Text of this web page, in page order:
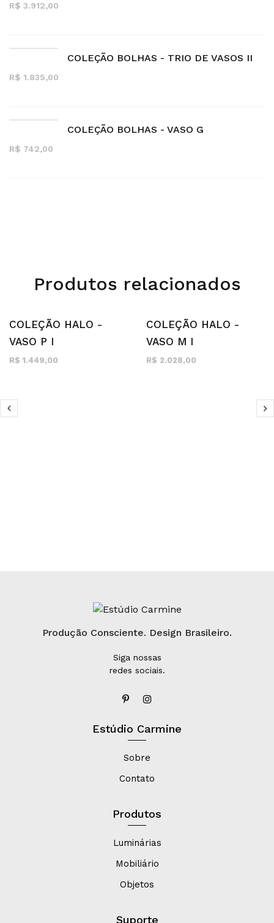
R$ 3.912,00
COLEÇÃO BOLHAS - TRIO DE VASOS II
R$ 1.835,00
COLEÇÃO BOLHAS - VASO G
R$ 742,00
Produtos relacionados
COLEÇÃO HALO -
VASO P I
R$ 1.449,00
COLEÇÃO HALO -
VASO M I
R$ 2.028,00
Produção Consciente. Design Brasileiro.
Siga nossas
redes sociais.
Estúdio Carmine
Sobre
Contato
Produtos
Luminárias
Mobiliário
Objetos
Suporte